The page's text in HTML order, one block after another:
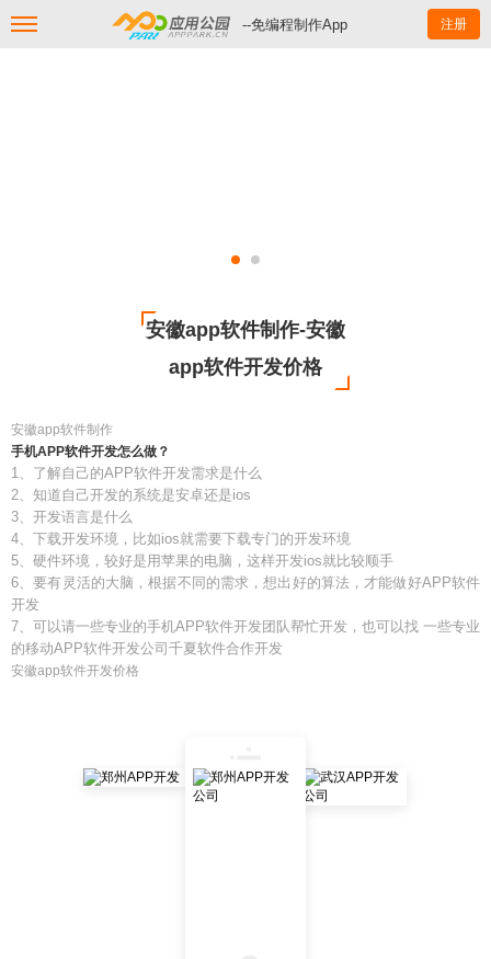
--免编程制作App 注册
安徽app软件制作-安徽
app软件开发价格
安徽app软件制作
手机APP软件开发怎么做？
1、了解自己的APP软件开发需求是什么
2、知道自己开发的系统是安卓还是ios
3、开发语言是什么
4、下载开发环境，比如ios就需要下载专门的开发环境
5、硬件环境，较好是用苹果的电脑，这样开发ios就比较顺手
6、要有灵活的大脑，根据不同的需求，想出好的算法，才能做好APP软件
开发
7、可以请一些专业的手机APP软件开发团队帮忙开发，也可以找 一些专业
的移动APP软件开发公司千夏软件合作开发
安徽app软件开发价格